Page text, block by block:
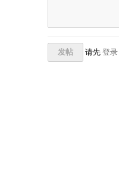
发帖 请先 登录